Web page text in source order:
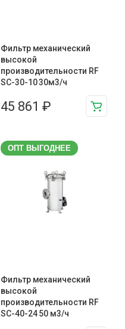
Фильтр механический
высокой
производительности RF
SC-30-10 30м3/ч
45 861 ₽
ОПТ ВЫГОДНЕЕ
Фильтр механический
высокой
производительности RF
SC-40-24 50 м3/ч